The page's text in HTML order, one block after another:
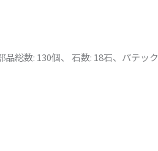
総数: 130個、 石数: 18石、パテック